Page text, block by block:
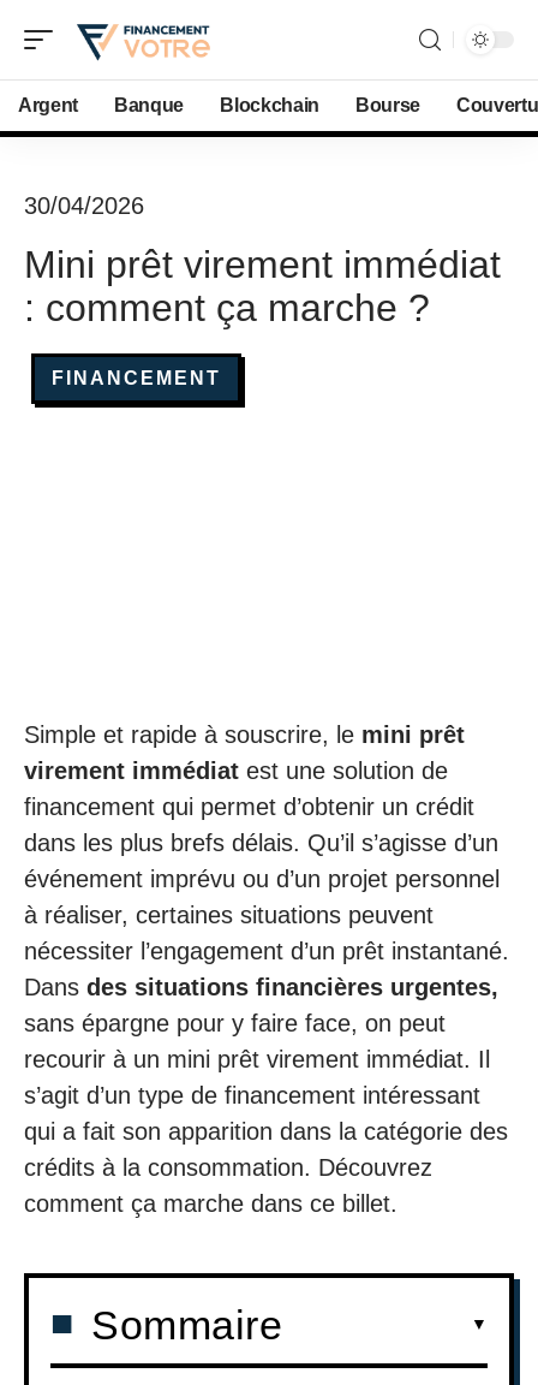
Argent Banque Blockchain Bourse
30/04/2026
Mini prêt virement immédiat
: comment ça marche ?
FINANCEMENT
Simple et rapide à souscrire, le mini prêt
virement immédiat est une solution de
financement qui permet d’obtenir un crédit
dans les plus brefs délais. Qu’il s’agisse d’un
événement imprévu ou d’un projet personnel
à réaliser, certaines situations peuvent
nécessiter l’engagement d’un prêt instantané.
Dans des situations financières urgentes,
sans épargne pour y faire face, on peut
recourir à un mini prêt virement immédiat. Il
s’agit d’un type de financement intéressant
qui a fait son apparition dans la catégorie des
crédits à la consommation. Découvrez
comment ça marche dans ce billet.
Sommaire